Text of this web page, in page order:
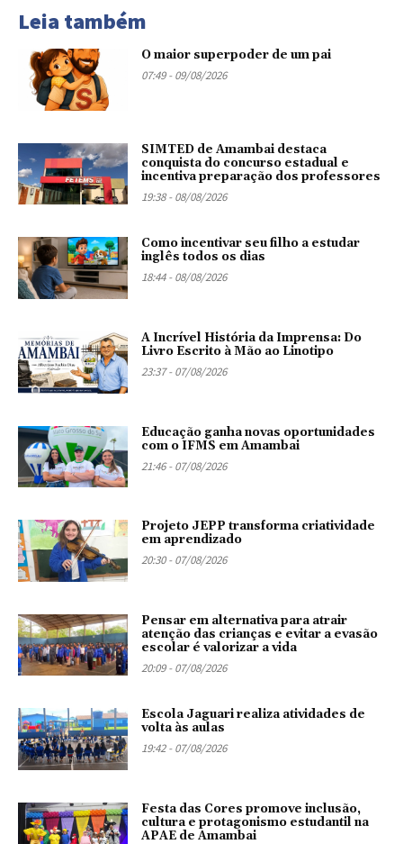
Leia também
O maior superpoder de um pai
07:49 - 09/08/2026
SIMTED de Amambai destaca
conquista do concurso estadual e
incentiva preparação dos professores
19:38 - 08/08/2026
Como incentivar seu filho a estudar
inglês todos os dias
18:44 - 08/08/2026
A Incrível História da Imprensa: Do
Livro Escrito à Mão ao Linotipo
23:37 - 07/08/2026
Educação ganha novas oportunidades
com o IFMS em Amambai
21:46 - 07/08/2026
Projeto JEPP transforma criatividade
em aprendizado
20:30 - 07/08/2026
Pensar em alternativa para atrair
atenção das crianças e evitar a evasão
escolar é valorizar a vida
20:09 - 07/08/2026
Escola Jaguari realiza atividades de
volta às aulas
19:42 - 07/08/2026
Festa das Cores promove inclusão,
cultura e protagonismo estudantil na
APAE de Amambai